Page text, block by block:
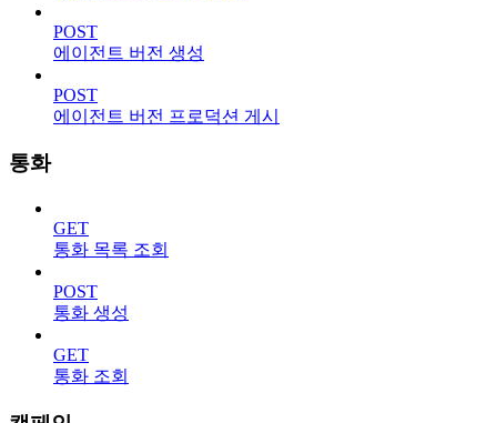
POST
에이전트 버전 생성
POST
에이전트 버전 프로덕션 게시
통화
GET
통화 목록 조회
POST
통화 생성
GET
통화 조회